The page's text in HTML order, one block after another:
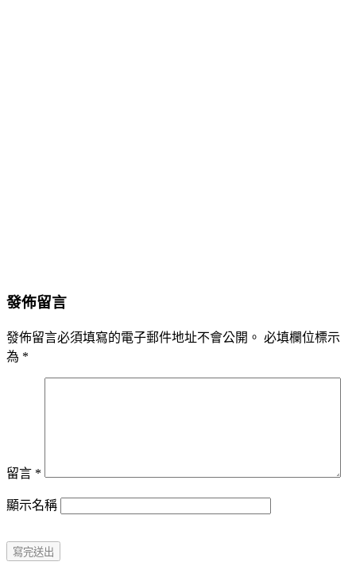
發佈留言
發佈留言必須填寫的電子郵件地址不會公開。 必填欄位標示
為 *
留言 *
顯示名稱